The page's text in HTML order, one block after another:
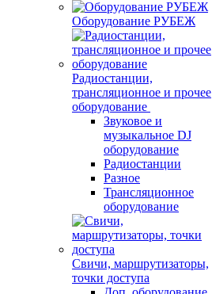
Оборудование РУБЕЖ
Радиостанции,
трансляционное и прочее
оборудование
Звуковое и
музыкальное DJ
оборудование
Радиостанции
Разное
Трансляционное
оборудование
Свичи, маршрутизаторы,
точки доступа